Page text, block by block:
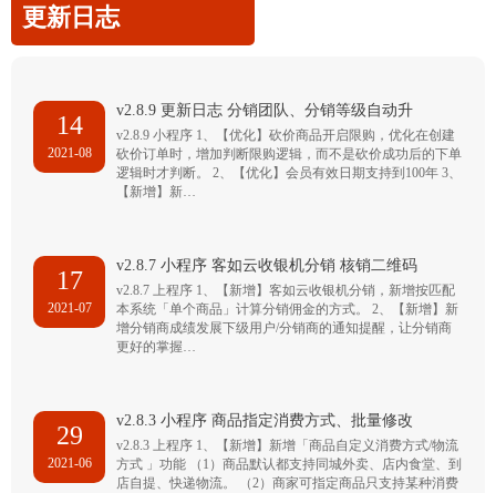
更新日志
14
2021-08
v2.8.9 更新日志 分销团队、分销等级自动升
v2.8.9 小程序 1、【优化】砍价商品开启限购，优化在创建
砍价订单时，增加判断限购逻辑，而不是砍价成功后的下单
逻辑时才判断。 2、【优化】会员有效日期支持到100年 3、
【新增】新…
17
2021-07
v2.8.7 小程序 客如云收银机分销 核销二维码
v2.8.7 上程序 1、【新增】客如云收银机分销，新增按匹配
本系统「单个商品」计算分销佣金的方式。 2、【新增】新
增分销商成绩发展下级用户/分销商的通知提醒，让分销商
更好的掌握…
29
2021-06
v2.8.3 小程序 商品指定消费方式、批量修改
v2.8.3 上程序 1、【新增】新增「商品自定义消费方式/物流
方式 」功能 （1）商品默认都支持同城外卖、店内食堂、到
店自提、快递物流。 （2）商家可指定商品只支持某种消费